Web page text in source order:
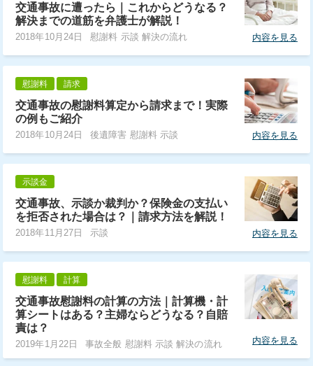
交通事故に遭ったら｜これからどうなる？
解決までの道筋を弁護士が解説！
2018年10月24日 慰謝料 示談 解決の流れ 内容を見る
慰謝料 請求
交通事故の慰謝料算定から請求まで！実際
の例もご紹介
2018年10月24日 後遺障害 慰謝料 示談 内容を見る
示談金
交通事故、示談か裁判か？保険金の支払い
を拒否された場合は？｜請求方法を解説！
2018年11月27日 示談 内容を見る
慰謝料 計算
交通事故慰謝料の計算の方法｜計算機・計
算シートはある？主婦ならどうなる？自賠
責は？
2019年1月22日 事故全般 慰謝料 示談 解決の流れ 内容を見る